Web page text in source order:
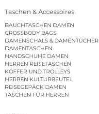
Taschen & Accessoires
BAUCHTASCHEN DAMEN
CROSSBODY BAGS
DAMENSCHALS & DAMENTÜCHER
DAMENTASCHEN
HANDSCHUHE DAMEN
HERREN REISETASCHEN
KOFFER UND TROLLEYS
HERREN KULTURBEUTEL
REISEGEPÄCK DAMEN
TASCHEN FÜR HERREN